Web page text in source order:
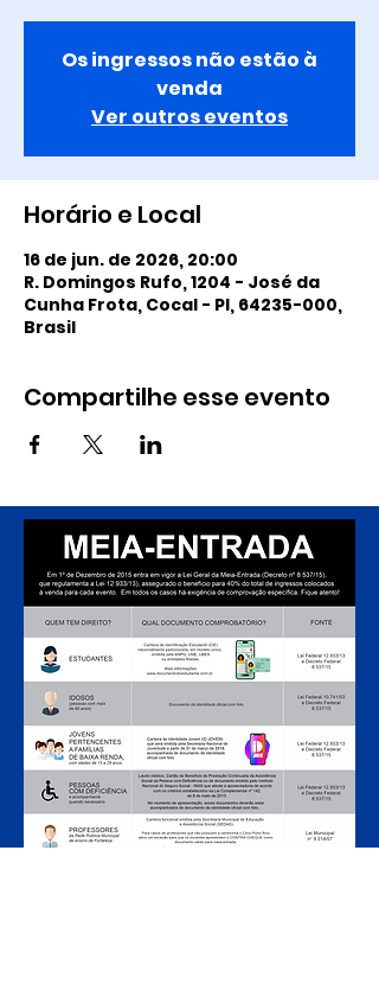
Os ingressos não estão à
venda
Ver outros eventos
Horário e Local
16 de jun. de 2026, 20:00
R. Domingos Rufo, 1204 - José da
Cunha Frota, Cocal - PI, 64235-000,
Brasil
Compartilhe esse evento